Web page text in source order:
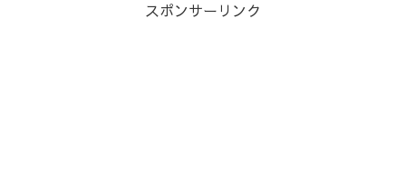
スポンサーリンク